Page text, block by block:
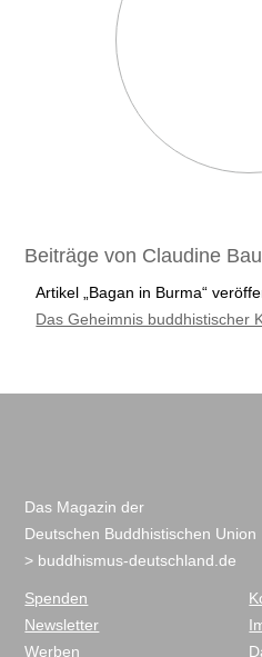
Beiträge von Claudine
Artikel „Bagan in Burma“
Das Geheimnis buddhistischer
Das Magazin der
Deutschen Buddhistischen Union
> buddhismus-deutschland.de
Spenden
Newsletter
Werben